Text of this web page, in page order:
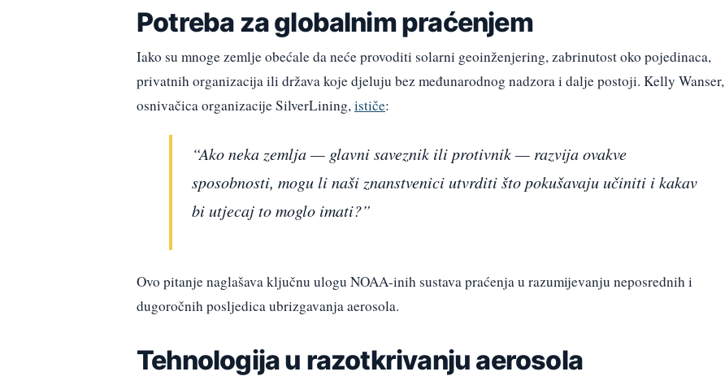
Potreba za globalnim praćenjem
Iako su mnoge zemlje obećale da neće provoditi solarni geoinženjering, zabrinutost oko pojedinaca,
privatnih organizacija ili država koje djeluju bez međunarodnog nadzora i dalje postoji. Kelly Wanser,
osnivačica organizacije SilverLining,ističe:
“Ako neka zemlja — glavni saveznik ili protivnik — razvija ovakve
sposobnosti, mogu li naši znanstvenici utvrditi što pokušavaju učiniti i kakav
bi utjecaj to moglo imati?”
Ovo pitanje naglašava ključnu ulogu NOAA-inih sustava praćenja u razumijevanju neposrednih i
dugoročnih posljedica ubrizgavanja aerosola.
Tehnologija u razotkrivanju aerosola